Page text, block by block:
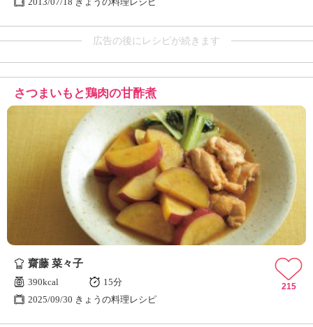
広告の後にレシピが続きます
さつまいもと鶏肉の甘酢煮
齋藤 菜々子
390kcal
15分
2025/09/30 きょうの料理レシピ
215